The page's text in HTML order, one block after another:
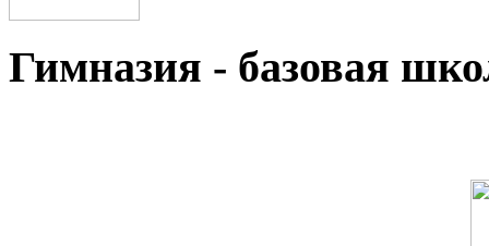
Гимназия - базовая